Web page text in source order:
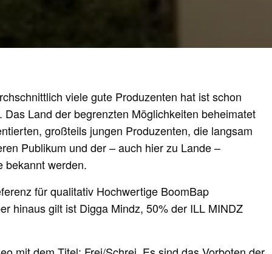
viele gute Produzenten hat ist schon
Das Land der begrenzten Möglichkeiten beheimatet
großteils jungen Produzenten, die langsam
Publikum und der – auch hier zu Lande –
werden.
für qualitativ Hochwertige BoomBap
hinaus gilt ist Digga Mindz, 50% der ILL MINDZ